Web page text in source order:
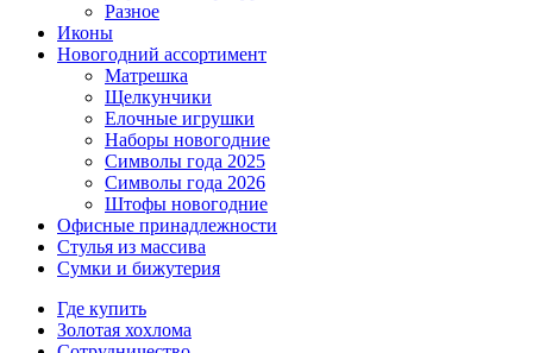
Разное
Иконы
Новогодний ассортимент
Матрешка
Щелкунчики
Елочные игрушки
Наборы новогодние
Символы года 2025
Символы года 2026
Штофы новогодние
Офисные принадлежности
Стулья из массива
Сумки и бижутерия
Где купить
Золотая хохлома